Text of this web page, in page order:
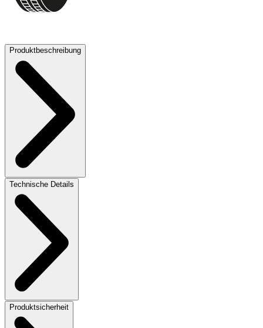
Produktbeschreibung
Technische Details
Produktsicherheit